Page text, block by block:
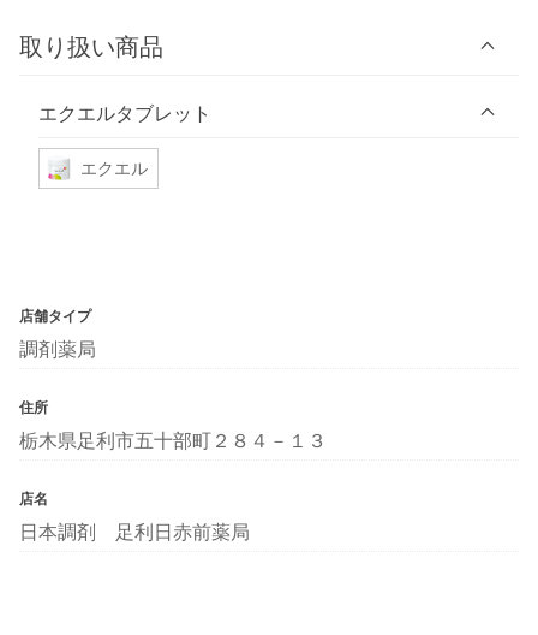
取り扱い商品
エクエルタブレット
エクエル
店舗タイプ
調剤薬局
住所
栃木県足利市五十部町２８４－１３
店名
日本調剤 足利日赤前薬局